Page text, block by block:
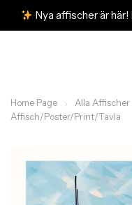
Nya affischer är
Home Page Alla Affischer
Affisch/Poster/Print/Tavla